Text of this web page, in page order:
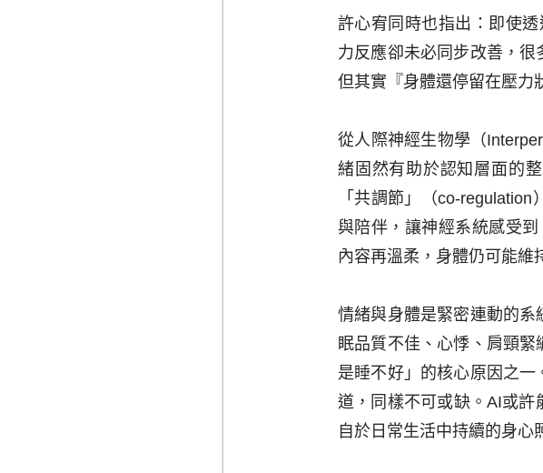
許心宥同時也指出：即使
力反應卻未必同步改善，很
但其實『身體還停留在壓力
從人際神經生物學（
緒固然有助於認知層面的
「共調節」（co-
與陪伴，讓神經系統感受
內容再溫柔，身體仍可能維
情緒與身體是緊密連動的
眠品質不佳、心悸、肩頸
是睡不好」的核心原因之
道，同樣不可或缺。AI或許
自於日常生活中持續的身心